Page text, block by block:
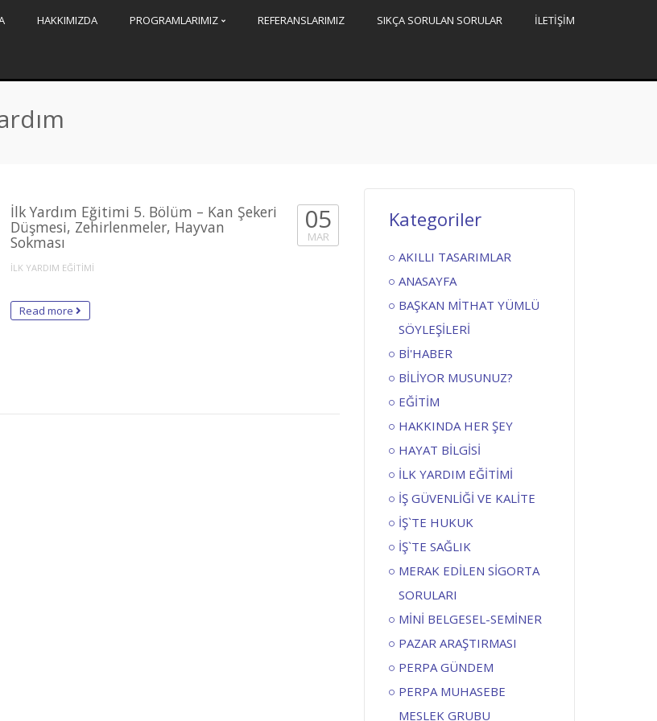
HAKKIMIZDA PROGRAMLARIMIZ REFERANSLARIMIZ SIKÇA SORULAN SORULAR İLETİŞİM
İlk Yardım Eğitimi 5. Bölüm – Kan Şekeri
Düşmesi, Zehirlenmeler, Hayvan
Sokması
İLK YARDIM EĞİTİMİ
05
MAR
Read more
Kategoriler
AKILLI TASARIMLAR
ANASAYFA
BAŞKAN MİTHAT YÜMLÜ
SÖYLEŞİLERİ
Bİ'HABER
BİLİYOR MUSUNUZ?
EĞİTİM
HAKKINDA HER ŞEY
HAYAT BİLGİSİ
İLK YARDIM EĞİTİMİ
İŞ GÜVENLİĞİ VE KALİTE
İŞ`TE HUKUK
İŞ`TE SAĞLIK
MERAK EDİLEN SİGORTA
SORULARI
MİNİ BELGESEL-SEMİNER
PAZAR ARAŞTIRMASI
PERPA GÜNDEM
PERPA MUHASEBE
MESLEK GRUBU